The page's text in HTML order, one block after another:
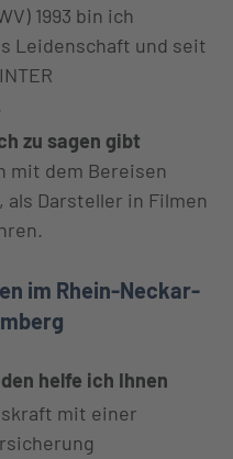
1993 bin ich
Leidenschaft und seit
zu sagen gibt
mit dem Bereisen
Darsteller in Filmen
im Rhein-Neckar-
helfe ich Ihnen
mit einer